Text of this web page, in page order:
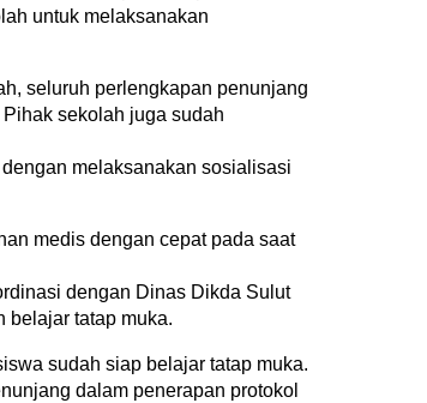
untuk melaksanakan
seluruh perlengkapan penunjang
sekolah juga sudah
melaksanakan sosialisasi
medis dengan cepat pada saat
dengan Dinas Dikda Sulut
belajar tatap muka.
sudah siap belajar tatap muka.
dalam penerapan protokol